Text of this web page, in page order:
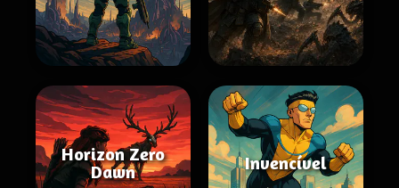
Horizon Zero
Dawn
Invencível